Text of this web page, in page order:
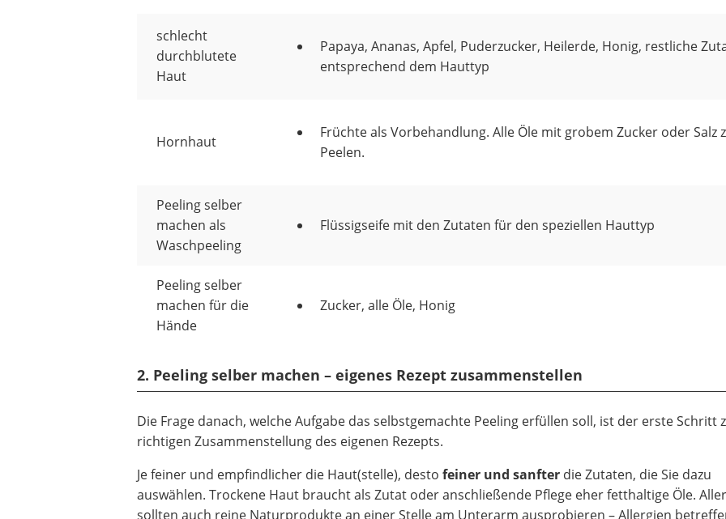
schlecht
durchblutete
Haut
Papaya, Ananas, Apfel, Puderzucker, Heilerde, Honig, restliche
entsprechend dem Hauttyp
Hornhaut
Früchte als Vorbehandlung. Alle Öle mit grobem Zucker oder Salz
Peelen.
Peeling selber
machen als
Waschpeeling
Flüssigseife mit den Zutaten für den speziellen Hauttyp
Peeling selber
machen für die
Hände
Zucker, alle Öle, Honig
2. Peeling selber machen – eigenes Rezept zusammenstellen
Die Frage danach, welche Aufgabe das selbstgemachte Peeling erfüllen soll, ist der erste Schritt
richtigen Zusammenstellung des eigenen Rezepts.
Je feiner und empfindlicher die Haut(stelle), destofeiner und sanfter die Zutaten, die Sie dazu
auswählen. Trockene Haut braucht als Zutat oder anschließende Pflege eher fetthaltige Öle.
sollten auch reine Naturprodukte an einer Stelle am Unterarm ausprobieren – Allergien